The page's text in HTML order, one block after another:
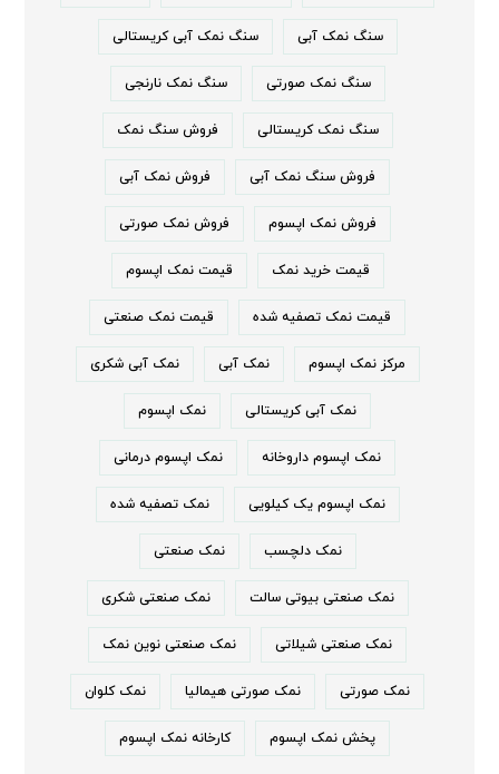
سنگ نمک آبی سنگ نمک آبی کریستالی
سنگ نمک صورتی سنگ نمک نارنجی
سنگ نمک کریستالی فروش سنگ نمک
فروش سنگ نمک آبی فروش نمک آبی
فروش نمک اپسوم فروش نمک صورتی
قیمت خرید نمک قیمت نمک اپسوم
قیمت نمک تصفیه شده قیمت نمک صنعتی
مرکز نمک اپسوم نمک آبی نمک آبی شکری
نمک آبی کریستالی نمک اپسوم
نمک اپسوم داروخانه نمک اپسوم درمانی
نمک اپسوم یک کیلویی نمک تصفیه شده
نمک دلچسب نمک صنعتی
نمک صنعتی بیوتی سالت نمک صنعتی شکری
نمک صنعتی شیلاتی نمک صنعتی نوین نمک
نمک صورتی نمک صورتی هیمالیا نمک کلوان
پخش نمک اپسوم کارخانه نمک اپسوم